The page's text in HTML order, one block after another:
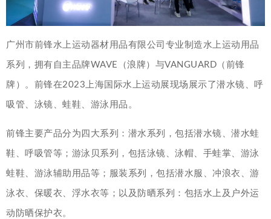
广州市前锋水上运动器材用品有限公司专业制造水上运动用品
系列，拥有自主品牌WAVE（浪牌）与VANGUARD（前锋
牌）。前锋在2023上海国际水上运动展现场展示了潜水镜、呼
吸管、泳镜、蛙鞋、游泳用品。
前锋主要产品分为四大系列：潜水系列，包括潜水镜、潜水蛙
鞋、呼吸管等；游泳贝系列，包括泳镜、泳帽、手蛙掌、游泳
蛙鞋、游泳辅助用品等；服装系列，包括潜水服、冲浪衣、游
泳衣、保暖衣、浮水衣等；以及防晒系列：包括水上及户外运
动防晒保护衣。